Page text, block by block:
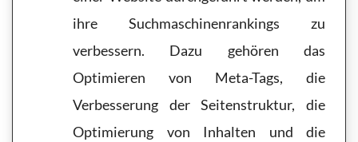
ihre Suchmaschinenrankings zu
verbessern. Dazu gehören das
Optimieren von Meta-Tags, die
Verbesserung der Seitenstruktur, die
Optimierung von Inhalten und die